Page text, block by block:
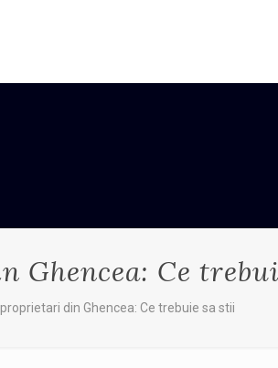
Ce
din Ghencea: Ce trebuie sa stii